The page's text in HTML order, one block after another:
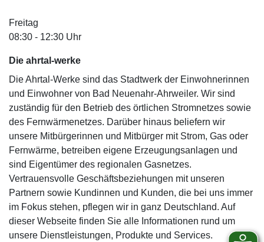
Freitag
08:30 - 12:30 Uhr
Die ahrtal-werke
Die Ahrtal-Werke sind das Stadtwerk der Einwohnerinnen
und Einwohner von Bad Neuenahr-Ahrweiler. Wir sind
zuständig für den Betrieb des örtlichen Stromnetzes sowie
des Fernwärmenetzes. Darüber hinaus beliefern wir
unsere Mitbürgerinnen und Mitbürger mit Strom, Gas oder
Fernwärme, betreiben eigene Erzeugungsanlagen und
sind Eigentümer des regionalen Gasnetzes.
Vertrauensvolle Geschäftsbeziehungen mit unseren
Partnern sowie Kundinnen und Kunden, die bei uns immer
im Fokus stehen, pflegen wir in ganz Deutschland. Auf
dieser Webseite finden Sie alle Informationen rund um
unsere Dienstleistungen, Produkte und Services.